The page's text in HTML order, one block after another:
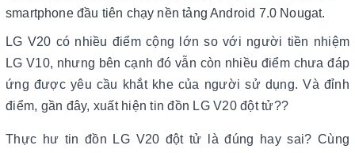
smartphone đầu tiên chạy nền tảng Android 7.0 Nougat.
LG V20 có nhiều điểm cộng lớn so với người tiền nhiệm
LG V10, nhưng bên cạnh đó vẫn còn nhiều điểm chưa đáp
ứng được yêu cầu khắt khe của người sử dụng. Và đỉnh
điểm, gần đây, xuất hiện tin đồn LG V20 đột tử??
Thực hư tin đồn LG V20 đột tử là đúng hay sai? Cùng